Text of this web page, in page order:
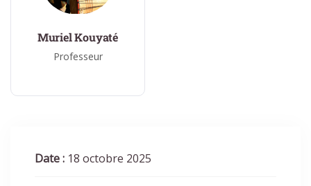
Muriel Kouyaté
Professeur
Date : 18 octobre 2025